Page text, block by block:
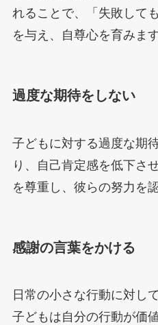
れることで、「失敗して
を与え、自尊心を育みます
過度な期待をしない
子どもに対する過度な期
り、自己肯定感を低下さ
を尊重し、彼らの努力を
感謝の言葉をかける
日常の小さな行動に対し
子どもは自分の行動が価